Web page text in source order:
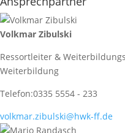
Volkmar Zibulski
Ressortleiter &
Weiterbildung
Telefon:0335 5554 - 233
volkmar.zibulski@hwk-ff.de